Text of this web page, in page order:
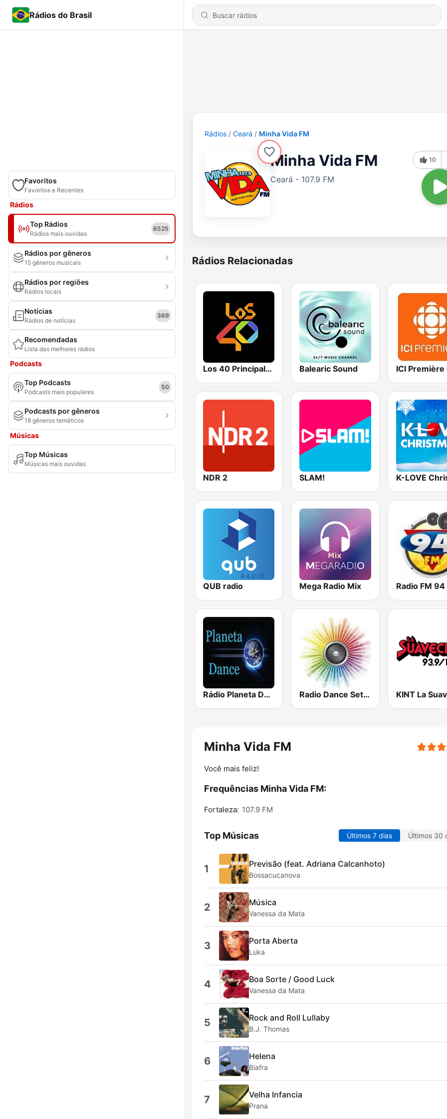
Rádios do Brasil
Favoritos
Favoritos e Recentes
Rádios
Top Rádios
Rádios mais ouvidas
6525
Rádios por gêneros
15 gêneros musicais
Rádios por regiões
Rádios locais
Notícias
Rádios de notícias
369
Recomendadas
Lista das melhores rádios
Podcasts
Top Podcasts
Podcasts mais populares
50
Podcasts por gêneros
18 gêneros temáticos
Músicas
Top Músicas
Músicas mais ouvidas
Rádios Ceará Minha Vida FM
Minha Vida FM
Ceará - 107.9 FM
10
Rádios Relacionadas
Los 40 Principales Balearic Sound
NDR 2 SLAM!
QUB radio Mega Radio Mix Radio FM 94
Rádio Planeta Dance Radio Dance Set Mix
Minha Vida FM
Você mais feliz!
Frequências Minha Vida FM:
Fortaleza: 107.9 FM
Top Músicas Últimos 7 dias Últimos 30
1 Previsão (feat. Adriana Calcanhoto)
Bossacucanova
2 Música
Vanessa da Mata
3 Porta Aberta
Luka
4 Boa Sorte / Good Luck
Vanessa da Mata
5 Rock and Roll Lullaby
B.J. Thomas
6 Helena
Biafra
7 Velha Infancia
Prana